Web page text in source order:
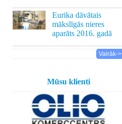
Eurika dāvātais
mākslīgās nieres
aparāts 2016. gadā
Vairāk->
Mūsu klienti